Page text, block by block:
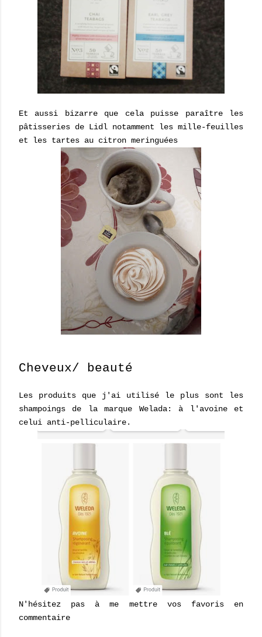
Et aussi bizarre que cela puisse paraître les
pâtisseries de Lidl notamment les mille-feuilles
et les tartes au citron meringuées
Cheveux/ beauté
Les produits que j'ai utilisé le plus sont les
shampoings de la marque Welada: à l'avoine et
celui anti-pelliculaire.
N'hésitez pas à me mettre vos favoris en
commentaire